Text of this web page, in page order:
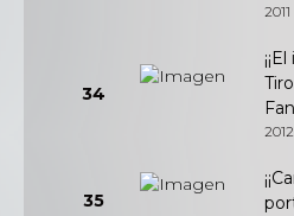
2011
34
Tiro
2012
35